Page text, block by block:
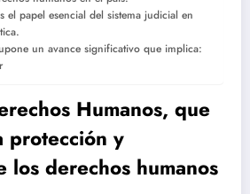
el papel esencial del sistema judicial en
un avance significativo que implica:
Humanos, que
protección y
los derechos humanos